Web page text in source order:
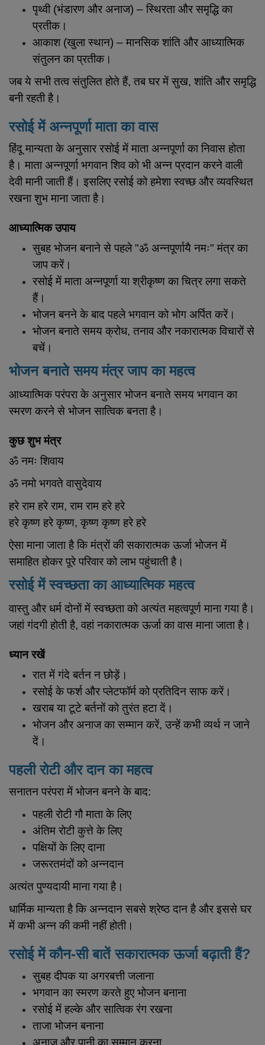
पृथ्वी (भंडारण और अनाज) – स्थिरता और समृद्धि का
प्रतीक।
आकाश (खुला स्थान) – मानसिक शांति और आध्यात्मिक
संतुलन का प्रतीक।
जब ये सभी तत्व संतुलित होते हैं, तब घर में सुख, शांति और समृद्धि
बनी रहती है।
रसोई में अन्नपूर्णा माता का वास
हिंदू मान्यता के अनुसार रसोई में माता अन्नपूर्णा का निवास होता
है। माता अन्नपूर्णा भगवान शिव को भी अन्न प्रदान करने वाली
देवी मानी जाती हैं। इसलिए रसोई को हमेशा स्वच्छ और व्यवस्थित
रखना शुभ माना जाता है।
आध्यात्मिक उपाय
सुबह भोजन बनाने से पहले "ॐ अन्नपूर्णायै नमः" मंत्र का
जाप करें।
रसोई में माता अन्नपूर्णा या श्रीकृष्ण का चित्र लगा सकते
हैं।
भोजन बनने के बाद पहले भगवान को भोग अर्पित करें।
भोजन बनाते समय क्रोध, तनाव और नकारात्मक विचारों से
बचें।
भोजन बनाते समय मंत्र जाप का महत्व
आध्यात्मिक परंपरा के अनुसार भोजन बनाते समय भगवान का
स्मरण करने से भोजन सात्विक बनता है।
कुछ शुभ मंत्र
ॐ नमः शिवाय
ॐ नमो भगवते वासुदेवाय
हरे राम हरे राम, राम राम हरे हरे
हरे कृष्ण हरे कृष्ण, कृष्ण कृष्ण हरे हरे
ऐसा माना जाता है कि मंत्रों की सकारात्मक ऊर्जा भोजन में
समाहित होकर पूरे परिवार को लाभ पहुंचाती है।
रसोई में स्वच्छता का आध्यात्मिक महत्व
वास्तु और धर्म दोनों में स्वच्छता को अत्यंत महत्वपूर्ण माना गया है।
जहां गंदगी होती है, वहां नकारात्मक ऊर्जा का वास माना जाता है।
ध्यान रखें
रात में गंदे बर्तन न छोड़ें।
रसोई के फर्श और प्लेटफॉर्म को प्रतिदिन साफ करें।
खराब या टूटे बर्तनों को तुरंत हटा दें।
भोजन और अनाज का सम्मान करें, उन्हें कभी व्यर्थ न जाने
दें।
पहली रोटी और दान का महत्व
सनातन परंपरा में भोजन बनने के बाद:
पहली रोटी गौ माता के लिए
अंतिम रोटी कुत्ते के लिए
पक्षियों के लिए दाना
जरूरतमंदों को अन्नदान
अत्यंत पुण्यदायी माना गया है।
धार्मिक मान्यता है कि अन्नदान सबसे श्रेष्ठ दान है और इससे घर
में कभी अन्न की कमी नहीं होती।
रसोई में कौन-सी बातें सकारात्मक ऊर्जा बढ़ाती हैं?
सुबह दीपक या अगरबत्ती जलाना
भगवान का स्मरण करते हुए भोजन बनाना
रसोई में हल्के और सात्विक रंग रखना
ताजा भोजन बनाना
अनाज और पानी का सम्मान करना